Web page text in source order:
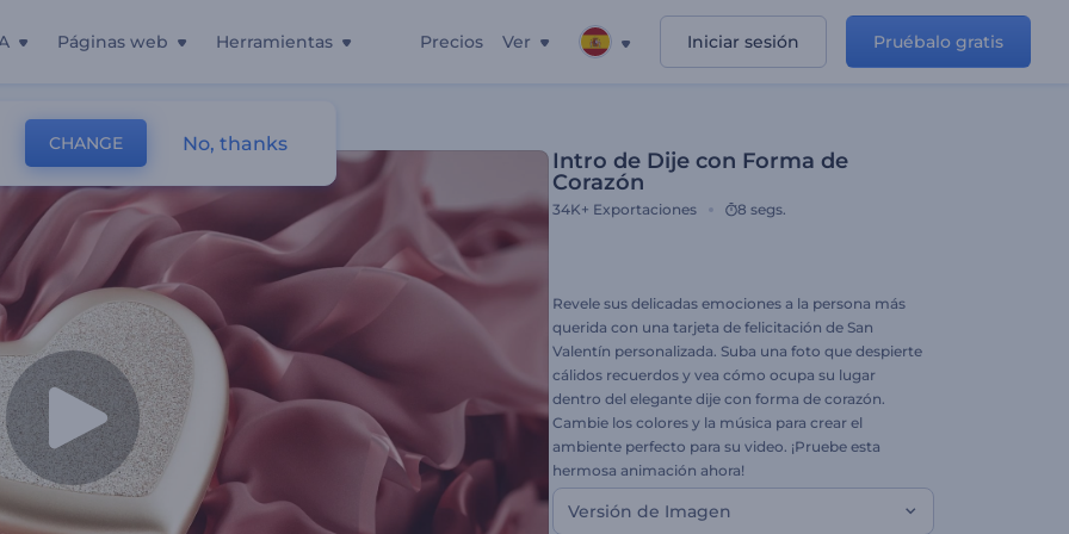
Páginas web Herramientas Precios Ver Iniciar sesión Pruébalo gratis
Intro de Dije con Forma de
Corazón
34K+ Exportaciones 8 segs.
Revele sus delicadas emociones a la persona más
querida con una tarjeta de felicitación de San
Valentín personalizada. Suba una foto que despierte
cálidos recuerdos y vea cómo ocupa su lugar
dentro del elegante dije con forma de corazón.
Cambie los colores y la música para crear el
ambiente perfecto para su video. ¡Pruebe esta
hermosa animación ahora!
Versión de Imagen
CHANGE No, thanks